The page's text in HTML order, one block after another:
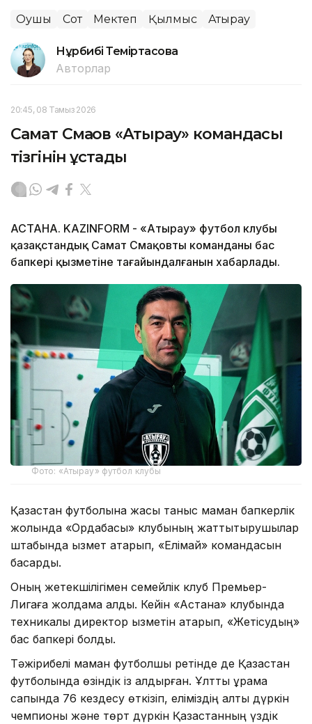
Оқушы Сот Мектеп Қылмыс Атырау
Нұрбибі Теміртасова
Авторлар
20:45, 08 Тамыз 2026
Самат Смақов «Атырау» командасы
тізгінін ұстады
АСТАНА. KAZINFORM - «Атырау» футбол клубы
қазақстандық Самат Смақовтың команданың бас
бапкері қызметіне тағайындалғанын хабарлады.
Фото: «Атырау» футбол клубы
Қазақстан футболына жақсы таныс маман бапкерлік
жолында «Ордабасы» клубының жаттықтырушылар
штабында қызмет атқарып, «Елімай» командасын
басқарды.
Оның жетекшілігімен семейлік клуб Премьер-
Лигаға жолдама алды. Кейін «Астана» клубында
техникалық директор қызметін атқарып, «Жетісудың»
бас бапкері болды.
Тәжірибелі маман футболшы ретінде де Қазақстан
футболында өзіндік із қалдырған. Ұлттық құрама
сапында 76 кездесу өткізіп, еліміздің алты дүркін
чемпионы және төрт дүркін Қазақстанның үздік